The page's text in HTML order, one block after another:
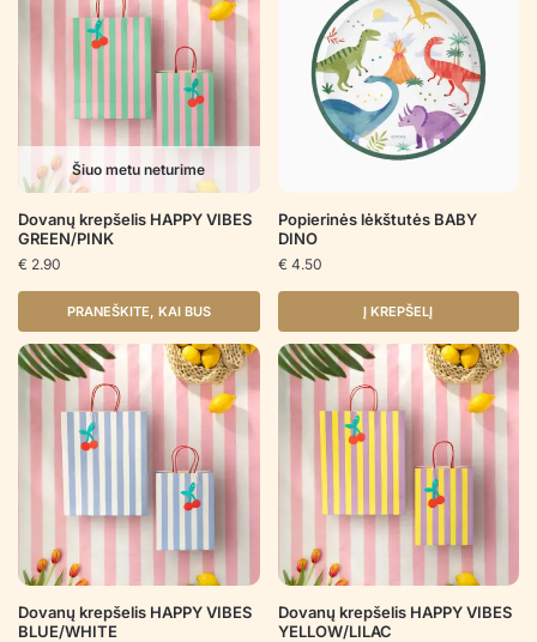
Šiuo metu neturime
Dovanų krepšelis HAPPY VIBES
GREEN/PINK
€ 2.90
PRANEŠKITE, KAI BUS
Popierinės lėkštutės BABY
DINO
€ 4.50
Į KREPŠELĮ
Dovanų krepšelis HAPPY VIBES
BLUE/WHITE
Dovanų krepšelis HAPPY VIBES
YELLOW/LILAC